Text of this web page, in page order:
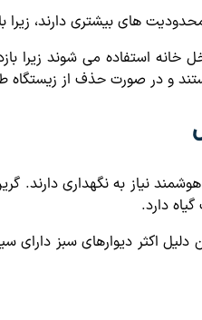
محدودیت های بیشتری دارند،
استفاده می شوند زیرا
و در صورت حذف از زیستگاه
نیاز به نگهداری دارند.
دارد.
اکثر دیوارهای سبز دارای